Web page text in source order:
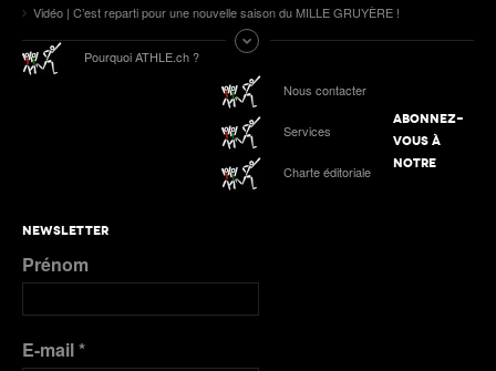
Vidéo | C’est reparti pour une nouvelle saison du MILLE GRUYÈRE !
Pourquoi ATHLE.ch ?
Nous contacter
Services
Charte éditoriale
ABONNEZ-
VOUS À
NOTRE
NEWSLETTER
Prénom
E-mail*